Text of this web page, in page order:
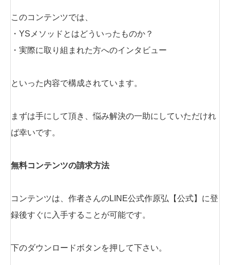
このコンテンツでは、
・YSメソッドとはどういったものか？
・実際に取り組まれた方へのインタビュー
といった内容で構成されています。
まずは手にして頂き、悩み解決の一助にしていただけれ
ば幸いです。
無料コンテンツの請求方法
コンテンツは、作者さんのLINE公式作原弘【公式】に登
録後すぐに入手することが可能です。
下のダウンロードボタンを押して下さい。